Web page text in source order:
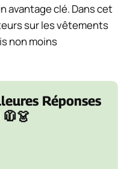
avantage clé. Dans cet
sur les vêtements
non moins
Réponses